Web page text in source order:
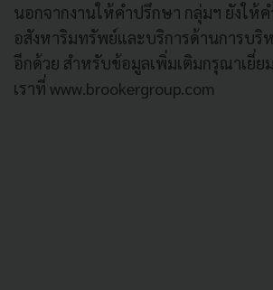
นอกจากงานให้คําปรึกษา กลุ่มฯ ยังให้
อสังหาริมทรัพย์และบริการด้านการบริ
อีกด้วย สําหรับข้อมูลเพิ่มเติมกรุณาเยี่ย
เราที่ www.brookergroup.com